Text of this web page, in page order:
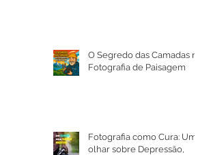
O Segredo das Camadas na
Fotografia de Paisagem
Fotografia como Cura: Um
olhar sobre Depressão,